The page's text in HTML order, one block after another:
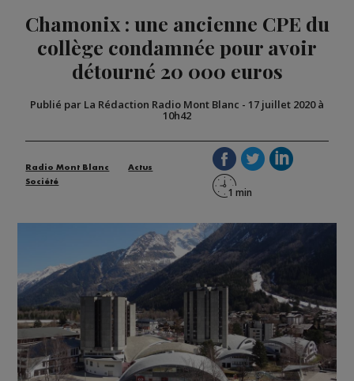
Chamonix : une ancienne CPE du
collège condamnée pour avoir
détourné 20 000 euros
Publié par La Rédaction Radio Mont Blanc - 17 juillet 2020 à
10h42
Radio Mont Blanc
Actus
Société